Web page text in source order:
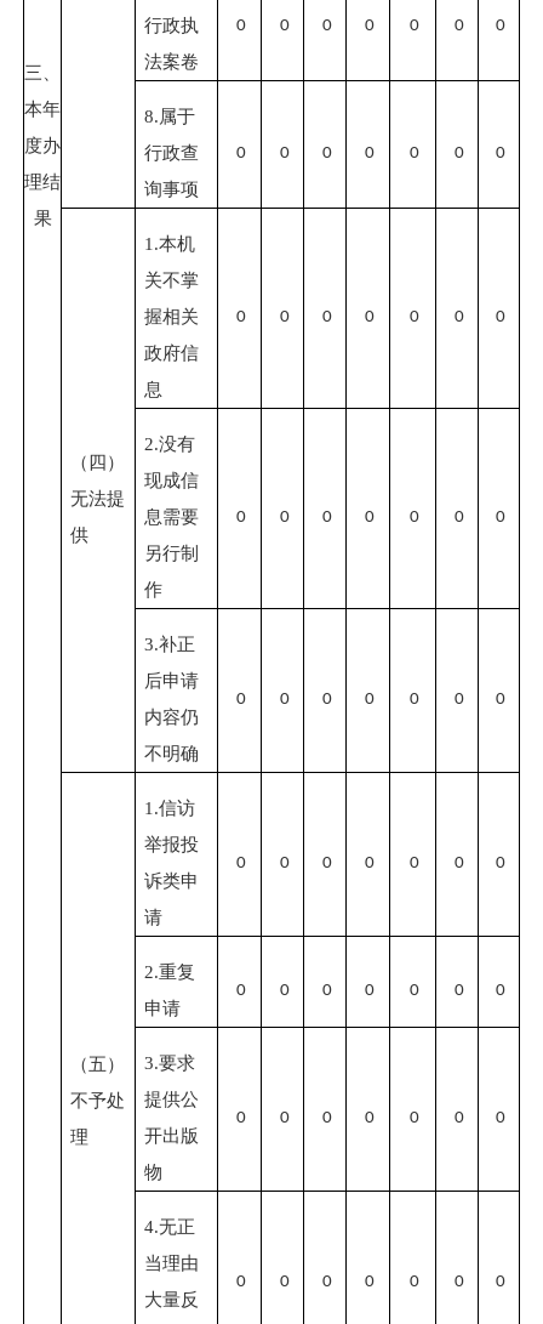
三、
本年
度办
理结
果
行政执
法案卷
0 0 0 0 0 0 0
8.属于
行政查
询事项
0 0 0 0 0 0 0
（四）
无法提
供
1.本机
关不掌
握相关
政府信
息
0 0 0 0 0 0 0
2.没有
现成信
息需要
另行制
作
0 0 0 0 0 0 0
3.补正
后申请
内容仍
不明确
0 0 0 0 0 0 0
（五）
不予处
理
1.信访
举报投
诉类申
请
0 0 0 0 0 0 0
2.重复
申请
0 0 0 0 0 0 0
3.要求
提供公
开出版
物
0 0 0 0 0 0 0
4.无正
当理由
大量反
0 0 0 0 0 0 0